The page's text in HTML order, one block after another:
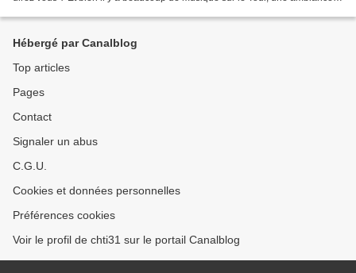
Hébergé par Canalblog
Top articles
Pages
Contact
Signaler un abus
C.G.U.
Cookies et données personnelles
Préférences cookies
Voir le profil de chti31 sur le portail Canalblog